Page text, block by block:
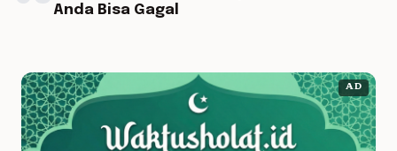
Anda Bisa Gagal
AD